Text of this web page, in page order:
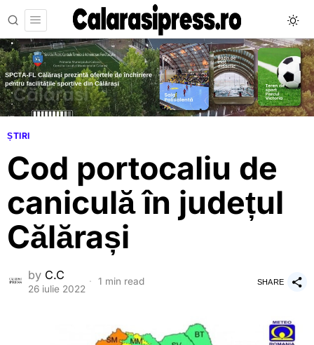
ȘTIRI
Cod portocaliu de
caniculă în județul
Călărași
by C.C
26 iulie 2022
1 min read SHARE